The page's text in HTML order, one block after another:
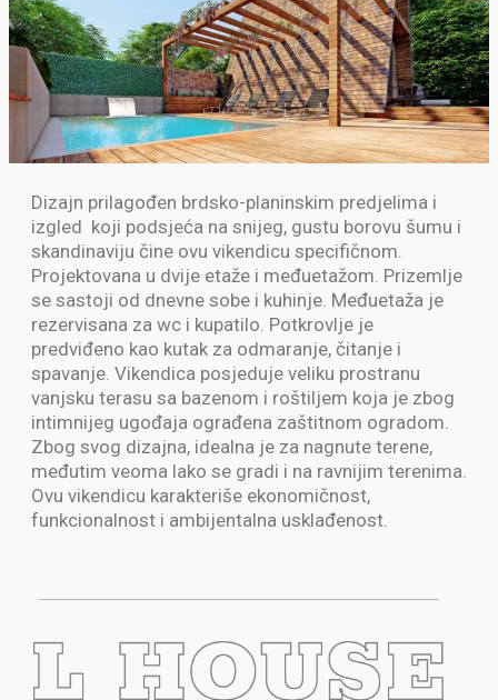
Dizajn prilagođen brdsko-planinskim predjelima i
izgled koji podsjeća na snijeg, gustu borovu šumu i
skandinaviju čine ovu vikendicu specifičnom.
Projektovana u dvije etaže i međuetažom. Prizemlje
se sastoji od dnevne sobe i kuhinje. Međuetaža je
rezervisana za wc i kupatilo. Potkrovlje je
predviđeno kao kutak za odmaranje, čitanje i
spavanje. Vikendica posjeduje veliku prostranu
vanjsku terasu sa bazenom i roštiljem koja je zbog
intimnijeg ugođaja ograđena zaštitnom ogradom.
Zbog svog dizajna, idealna je za nagnute terene,
međutim veoma lako se gradi i na ravnijim terenima.
Ovu vikendicu karakteriše ekonomičnost,
funkcionalnost i ambijentalna usklađenost.